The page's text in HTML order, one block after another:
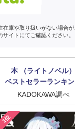
庫や取り扱いがない場合
サイトにてご確認ください。
本 （ライトノベル）
ベストセラーランキ
KADOKAWA調べ
1位